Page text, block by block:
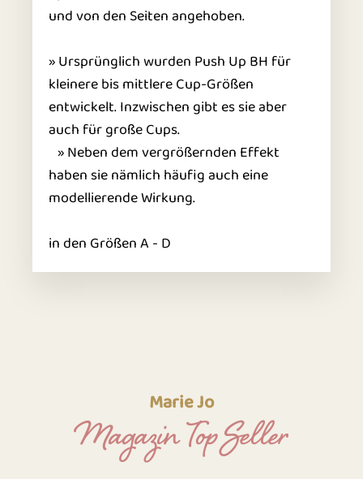
und von den Seiten angehoben.
» Ursprünglich wurden Push Up BH für
kleinere bis mittlere Cup-Größen
entwickelt. Inzwischen gibt es sie aber
auch für große Cups.
» Neben dem vergrößernden Effekt
haben sie nämlich häufig auch eine
modellierende Wirkung.
in den Größen A - D
Marie Jo
Magazin Top Seller